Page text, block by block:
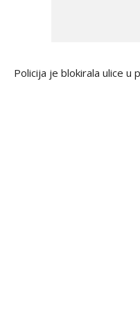
Policija je blokirala ulice u